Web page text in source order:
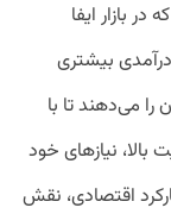
بازار ایفا
بیشتری
می‌دهند تا با
نیازهای خود
اقتصادی، نقش